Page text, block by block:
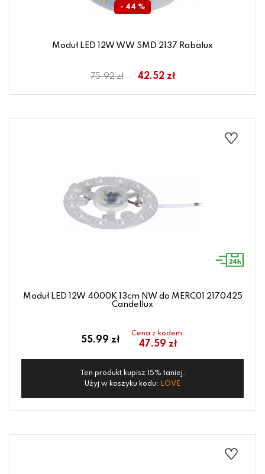
- 44 %
Moduł LED 12W WW SMD 2137 Rabalux
75.92 zł 42.52 zł
Moduł LED 12W 4000K 13cm NW do MERC01 2170425
Candellux
55.99 zł
Cena z kodem:
47.59 zł
Ten produkt kupisz 15% taniej.
Użyj w koszyku kodu: LOVE